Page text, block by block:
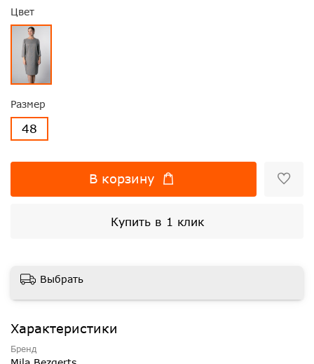
Цвет
Размер
48
В корзину
Купить в 1 клик
Выбрать
Характеристики
Бренд